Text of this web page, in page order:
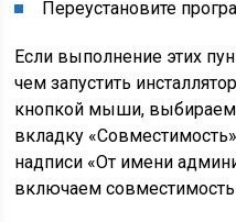
Переустановите
Если выполнение этих
чем запустить
кнопкой мыши, выбираем
вкладку
надписи «От имени
включаем